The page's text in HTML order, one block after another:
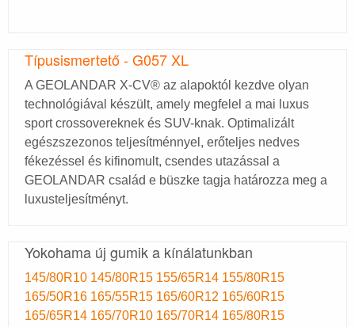
Típusismertető - G057 XL
A GEOLANDAR X-CV® az alapoktól kezdve olyan
technológiával készült, amely megfelel a mai luxus
sport crossovereknek és SUV-knak. Optimalizált
egészszezonos teljesítménnyel, erőteljes nedves
fékezéssel és kifinomult, csendes utazással a
GEOLANDAR család e büszke tagja határozza meg a
luxusteljesítményt.
Yokohama új gumik a kínálatunkban
145/80R10 145/80R15 155/65R14 155/80R15
165/50R16 165/55R15 165/60R12 165/60R15
165/65R14 165/70R10 165/70R14 165/80R15